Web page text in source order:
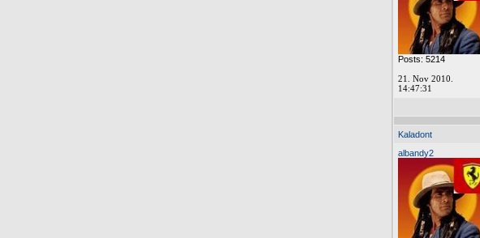
Posts: 5214
21. Nov 2010.
14:47:31
Kaladont
albandy2